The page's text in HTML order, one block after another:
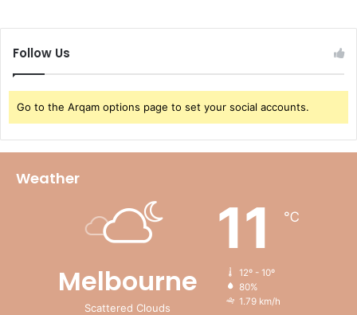
Follow Us
Go to the Arqam options page to set your social accounts.
Weather
Melbourne
Scattered Clouds
11 ℃
12º - 10º
80%
1.79 km/h